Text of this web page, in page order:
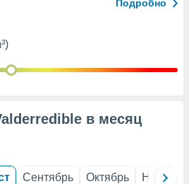
Подробно
в месяц
Сентябрь Октябрь Ноябрь